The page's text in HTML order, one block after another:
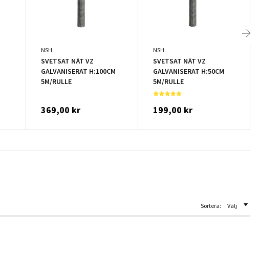
NSH
SVETSAT NÄT VZ
GALVANISERAT H:100CM
5M/RULLE
369,00 kr
NSH
SVETSAT NÄT VZ
GALVANISERAT H:50CM
5M/RULLE
199,00 kr
Sortera: Välj